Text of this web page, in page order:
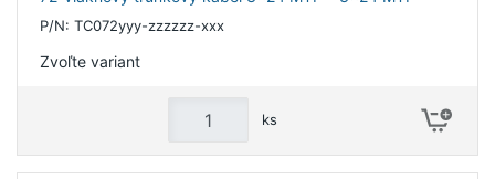
P/N: TC072yyy-zzzzzz-xxx
Zvoľte variant
ks